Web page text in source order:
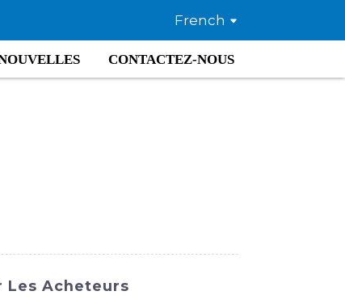
French
CONTACTEZ-NOUS
Les Acheteurs